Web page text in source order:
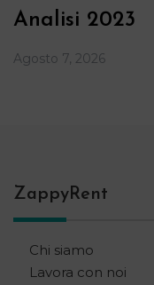
Analisi 2023
Agosto 7, 2026
ZappyRent
Chi siamo
Lavora con noi